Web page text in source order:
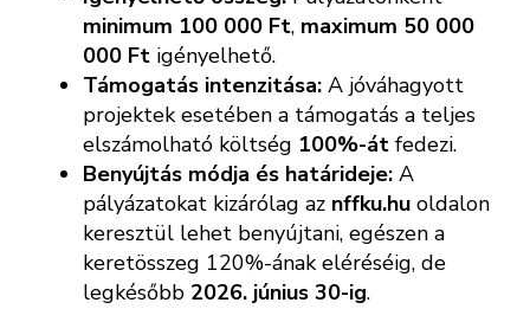
minimum 100 000 Ft, maximum 50 000
000 Ft igényelhető.
Támogatás intenzitása: A jóváhagyott
projektek esetében a támogatás a teljes
elszámolható költség 100%-át fedezi.
Benyújtás módja és határideje: A
pályázatokat kizárólag az nffku.hu oldalon
keresztül lehet benyújtani, egészen a
keretösszeg 120%-ának eléréséig, de
legkésőbb 2026. június 30-ig.